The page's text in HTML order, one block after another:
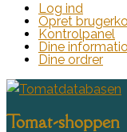
Log ind
Opret
Kontrolpanel
Dine
Dine ordrer
Tomat-shoppen